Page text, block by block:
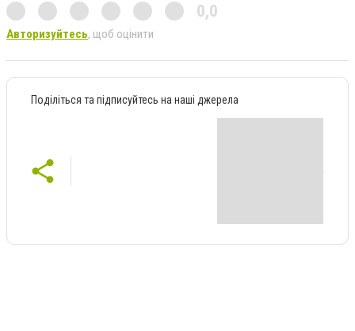
0,0
Авторизуйтесь, щоб оцінити
Поділіться та підписуйтесь на наші джерела